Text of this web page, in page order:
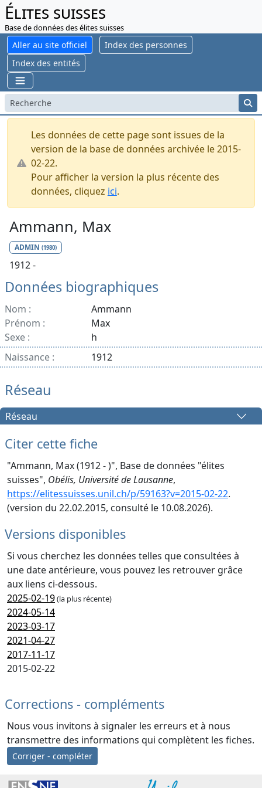
Élites suisses
Base de données des élites suisses
Aller au site officiel
Index des personnes
Index des entités
Les données de cette page sont issues de la
version de la base de données archivée le 2015-
02-22.
Pour afficher la version la plus récente des
données, cliquez ici.
Ammann, Max
ADMIN (1980)
1912 -
Données biographiques
Nom :
Ammann
Prénom :
Max
Sexe :
h
Naissance :
1912
Réseau
Réseau
Citer cette fiche
"Ammann, Max (1912 - )", Base de données "élites
suisses", Obélis, Université de Lausanne,
https://elitessuisses.unil.ch/p/59163?v=2015-02-22.
(version du 22.02.2015, consulté le 10.08.2026).
Versions disponibles
Si vous cherchez les données telles que consultées à
une date antérieure, vous pouvez les retrouver grâce
aux liens ci-dessous.
2025-02-19(la plus récente)
2024-05-14
2023-03-17
2021-04-27
2017-11-17
2015-02-22
Corrections - compléments
Nous vous invitons à signaler les erreurs et à nous
transmettre des informations qui complètent les fiches.
Corriger - compléter